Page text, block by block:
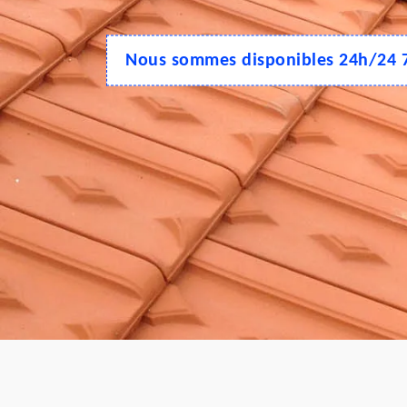
Nous sommes disponibles 24h/24